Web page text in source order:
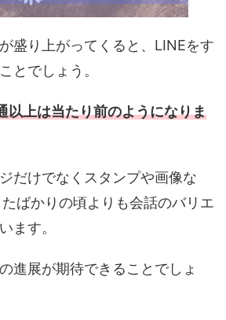
盛り上がってくると、LINEをす
とでしょう。
以上は当たり前のようになりま
だけでなくスタンプや画像な
ばかりの頃よりも会話のバリエ
ます。
進展が期待できることでしょ